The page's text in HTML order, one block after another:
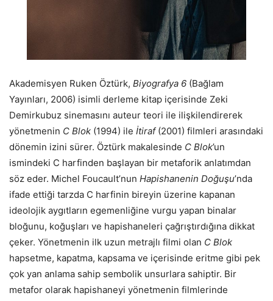
Akademisyen Ruken Öztürk, Biyografya 6 (Bağlam
Yayınları, 2006) isimli derleme kitap içerisinde Zeki
Demirkubuz sinemasını auteur teori ile ilişkilendirerek
yönetmenin C Blok (1994) ile İtiraf(2001) filmleri arasındaki
dönemin izini sürer. Öztürk makalesinde C Blok’un
ismindeki C harfinden başlayan bir metaforik anlatımdan
söz eder. Michel Foucault’nun Hapishanenin Doğuşu’nda
ifade ettiği tarzda C harfinin bireyin üzerine kapanan
ideolojik aygıtların egemenliğine vurgu yapan binalar
bloğunu, koğuşları ve hapishaneleri çağrıştırdığına dikkat
çeker. Yönetmenin ilk uzun metrajlı filmi olan C Blok
hapsetme, kapatma, kapsama ve içerisinde eritme gibi pek
çok yan anlama sahip sembolik unsurlara sahiptir. Bir
metafor olarak hapishaneyi yönetmenin filmlerinde